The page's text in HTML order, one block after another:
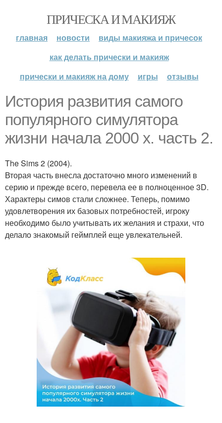
ПРИЧЕСКА И МАКИЯЖ
главная новости
виды макияжа и причесок
как делать прически и макияж
прически и макияж на дому
игры отзывы
История развития самого
популярного симулятора
жизни начала 2000 х. часть 2.
The Sims 2 (2004).
Вторая часть внесла достаточно много изменений в
серию и прежде всего, перевела ее в полноценное 3D.
Характеры симов стали сложнее. Теперь, помимо
удовлетворения их базовых потребностей, игроку
необходимо было учитывать их желания и страхи, что
делало знакомый геймплей еще увлекательней.